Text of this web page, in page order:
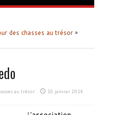
des chasses au trésor »
au trésor
10 janvier 2014